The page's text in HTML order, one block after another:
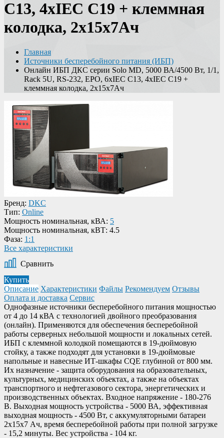
C13, 4xIEC C19 + клеммная
колодка, 2x15x7Ач
Главная
Источники бесперебойного питания (ИБП)
Онлайн ИБП ДКС серии Solo MD, 5000 ВА/4500 Вт, 1/1,
Rack 5U, RS-232, EPO, 6xIEC C13, 4xIEC C19 +
клеммная колодка, 2x15x7Ач
Бренд: DKC
Тип: Online
Мощность номинальная, кВА: 5
Мощность номинальная, кВТ: 4.5
Фаза: 1:1
Все характеристики
Сравнить
Купить
Описание Характеристики Файлы Рекомендуем Отзывы
Оплата и доставка Сервис
Однофазные источники бесперебойного питания мощностью
от 4 до 14 кВА с технологией двойного преобразования
(онлайн). Применяются для обеспечения бесперебойной
работы серверных небольшой мощности и локальных сетей.
ИБП с клеммной колодкой помещаются в 19-дюймовую
стойку, а также подходят для установки в 19-дюймовые
напольные и навесные ИТ-шкафы CQE глубиной от 800 мм.
Их назначение - защита оборудования на образовательных,
культурных, медицинских объектах, а также на объектах
транспортного и нефтегазового сектора, энергетических и
производственных объектах. Входное напряжение - 180-276
В. Выходная мощность устройства - 5000 ВА, эффективная
выходная мощность - 4500 Вт, с аккумуляторными батареи
2х15х7 Ач, время бесперебойной работы при полной загрузке
- 15,2 минуты. Вес устройства - 104 кг.